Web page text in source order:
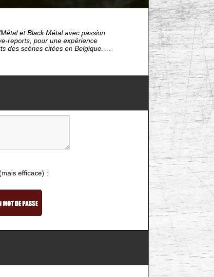
et Black Métal avec passion
reports, pour une expérience
des scènes citées en Belgique. ...
efficace) :